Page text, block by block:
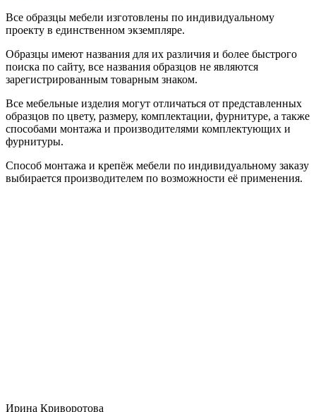
Все образцы мебели изготовлены по индивидуальному
проекту в единственном экземпляре.
Образцы имеют названия для их различия и более быстрого
поиска по сайту, все названия образцов не являются
зарегистрированным товарным знаком.
Все мебельные изделия могут отличаться от представленных
образцов по цвету, размеру, комплектации, фурнитуре, а также
способами монтажа и производителями комплектующих и
фурнитуры.
Способ монтажа и крепёж мебели по индивидуальному заказу
выбирается производителем по возможности её применения.
Ирина Криворотова